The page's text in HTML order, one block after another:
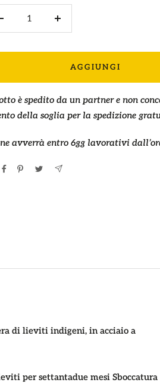
AGGIUNGI
è spedito da un partner e non
della soglia per la spedizione
avverrà entro 6gg lavorativi
di lieviti indigeni, in acciaio a
per settantadue mesi Sboccatura